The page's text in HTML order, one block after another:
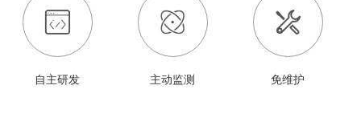
自主研发 主动监测 免维护